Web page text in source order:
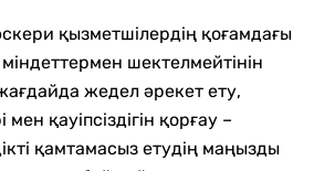
қызметшілердің қоғамдағы
шектелмейтінін
жедел әрекет ету,
қауіпсіздігін қорғау –
қамтамасыз етудің маңызды